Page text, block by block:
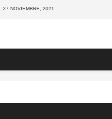
27 noviembre, 2021